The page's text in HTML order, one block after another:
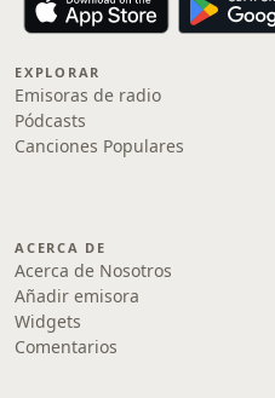
EXPLORAR
Emisoras de radio
Pódcasts
Canciones Populares
ACERCA DE
Acerca de Nosotros
Añadir emisora
Widgets
Comentarios